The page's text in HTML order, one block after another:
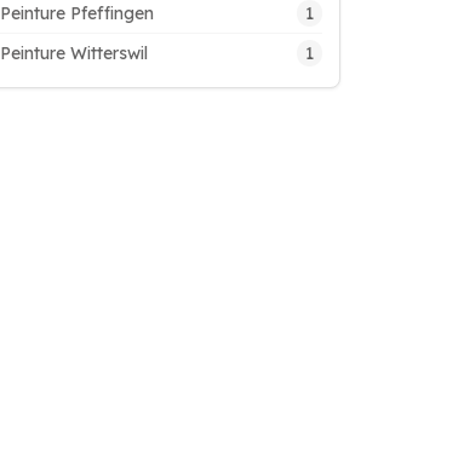
Peinture Pfeffingen 1
Peinture Witterswil 1